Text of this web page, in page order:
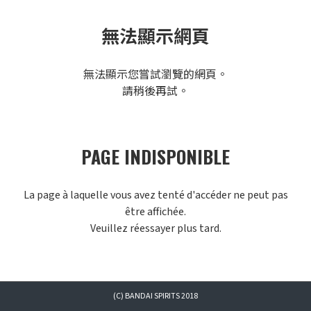
無法顯示網頁
無法顯示您嘗試瀏覽的網頁。
請稍後再試。
PAGE INDISPONIBLE
La page à laquelle vous avez tenté d'accéder ne peut pas
être affichée.
Veuillez réessayer plus tard.
(C) BANDAI SPIRITS 2018